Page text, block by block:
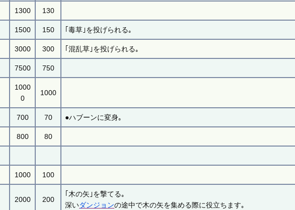
1300 130
1500 150 ｢毒草｣を投げられる｡
3000 300 ｢混乱草｣を投げられる｡
7500 750
1000
0
1000
700 70 ●ハブーンに変身｡
800 80
1000 100
2000 200
｢木の矢｣を撃てる｡
深いダンジョンの途中で木の矢を集める際に役立ちます｡